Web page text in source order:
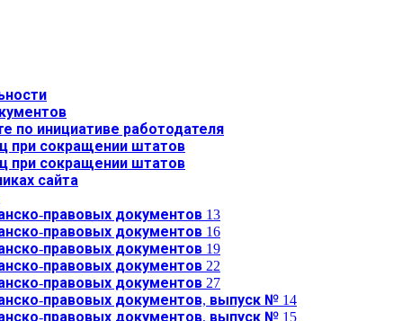
по инициативе работодателя
при сокращении штатов
при сокращении штатов
сайта
правовых документов 13
правовых документов 16
правовых документов 19
правовых документов 22
правовых документов 27
правовых документов, выпуск № 14
правовых документов, выпуск № 15